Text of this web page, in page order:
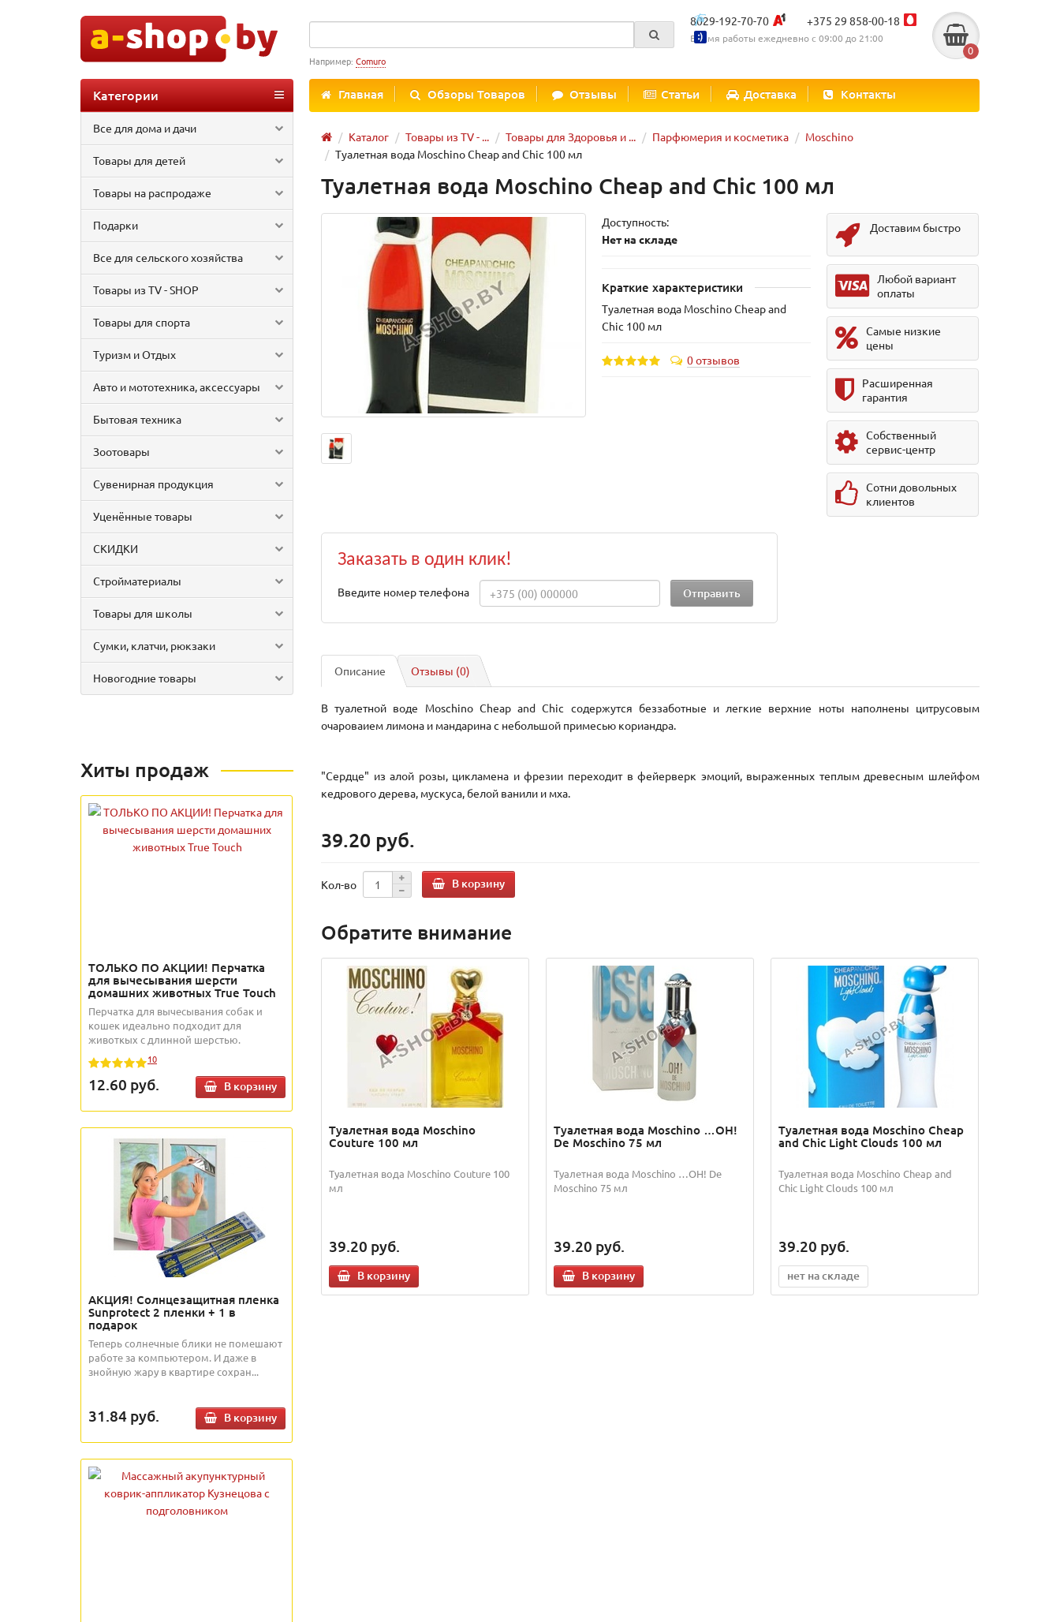
8029-192-70-70 +375 29 858-00-18
Время работы ежедневно с 09:00 до 21:00
0
Например: Comuro
Главная Обзоры Товаров Отзывы Статьи Доставка Контакты
Категории
Все для дома и дачи
Товары для детей
Товары на распродаже
Подарки
Все для сельского хозяйства
Товары из TV - SHOP
Товары для спорта
Туризм и Отдых
Авто и мототехника, аксессуары
Бытовая техника
Зоотовары
Сувенирная продукция
Уценённые товары
СКИДКИ
Стройматериалы
Товары для школы
Сумки, клатчи, рюкзаки
Новогодние товары
Каталог Товары из TV - ... Товары для Здоровья и ... Парфюмерия и косметика
Moschino
Туалетная вода Moschino Cheap and Chic 100 мл
Хиты продаж
ТОЛЬКО ПО АКЦИИ! Перчатка
для вычесывания шерсти
домашних животных True Touch
Перчатка для вычесывания собак и
кошек идеально подходит для
животкых с длинной шерстью.
10
12.60 руб. В корзину
АКЦИЯ! Солнцезащитная пленка
Sunprotect 2 пленки + 1 в
подарок
Теперь солнечные блики не помешают
работе за компьютером. И даже в
знойную жару в квартире сохран...
31.84 руб. В корзину
Туалетная вода Moschino Cheap and Chic 100 мл
Доступность:
Нет на складе
Краткие характеристики
Туалетная вода Moschino Cheap and
Chic 100 мл
0 отзывов
Доставим быстро
Любой вариант
оплаты
Самые низкие
цены
Расширенная
гарантия
Собственный
сервис-центр
Сотни довольных
клиентов
Заказать в один клик!
Введите номер телефона
Описание Отзывы (0)
В туалетной воде Moschino Cheap and Chic содержутся беззаботные и легкие верхние ноты наполнены цитрусовым
очароваием лимона и мандарина с небольшой примесью кориандра.
"Сердце" из алой розы, цикламена и фрезии переходит в фейерверк эмоций, выраженных теплым древесным шлейфом
кедрового дерева, мускуса, белой ванили и мха.
39.20 руб.
Кол-во В корзину
Обратите внимание
Туалетная вода Moschino
Couture 100 мл
Туалетная вода Moschino Couture 100
мл
39.20 руб.
В корзину
Туалетная вода Moschino …OH!
De Moschino 75 мл
Туалетная вода Moschino …OH! De
Moschino 75 мл
39.20 руб.
В корзину
Туалетная вода Moschino Cheap
and Chic Light Clouds 100 мл
Туалетная вода Moschino Cheap and
Chic Light Clouds 100 мл
39.20 руб.
нет на складе